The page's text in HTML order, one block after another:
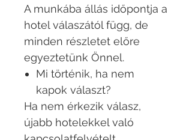
A munkába állás időpontja a
hotel válaszától függ, de
minden részletet előre
egyeztetünk Önnel.
Mi történik, ha nem
kapok választ?
Ha nem érkezik válasz,
újabb hotelekkel való